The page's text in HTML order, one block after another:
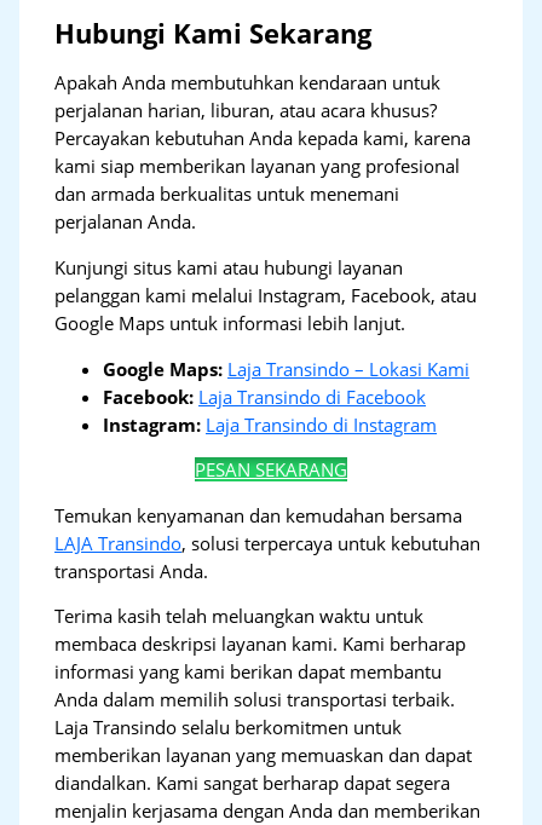
Hubungi Kami Sekarang
Apakah Anda membutuhkan kendaraan untuk
perjalanan harian, liburan, atau acara khusus?
Percayakan kebutuhan Anda kepada kami, karena
kami siap memberikan layanan yang profesional
dan armada berkualitas untuk menemani
perjalanan Anda.
Kunjungi situs kami atau hubungi layanan
pelanggan kami melalui Instagram, Facebook, atau
Google Maps untuk informasi lebih lanjut.
Google Maps: Laja Transindo – Lokasi Kami
Facebook: Laja Transindo di Facebook
Instagram: Laja Transindo di Instagram
PESAN SEKARANG
Temukan kenyamanan dan kemudahan bersama
LAJA Transindo, solusi terpercaya untuk kebutuhan
transportasi Anda.
Terima kasih telah meluangkan waktu untuk
membaca deskripsi layanan kami. Kami berharap
informasi yang kami berikan dapat membantu
Anda dalam memilih solusi transportasi terbaik.
Laja Transindo selalu berkomitmen untuk
memberikan layanan yang memuaskan dan dapat
diandalkan. Kami sangat berharap dapat segera
menjalin kerjasama dengan Anda dan memberikan